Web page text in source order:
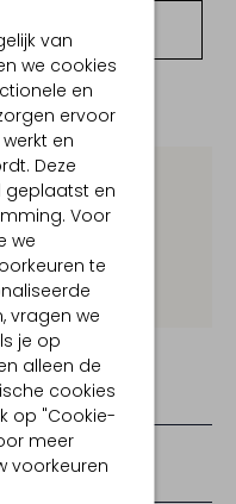
van
we cookies
en
ervoor
en
Deze
geplaatst en
Voor
we
te
vragen we
je op
alleen de
cookies
op "Cookie-
meer
voorkeuren
19 boutiques